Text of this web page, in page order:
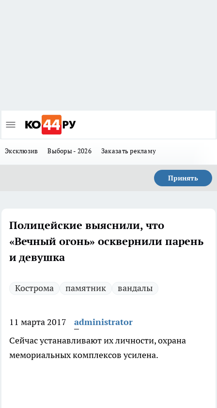
Эксклюзив Выборы - 2026 Заказать рекламу
Принять
Полицейские выяснили, что
«Вечный огонь» осквернили парень
и девушка
Кострома памятник вандалы
11 марта 2017
administrator
Сейчас устанавливают их личности, охрана
мемориальных комплексов усилена.